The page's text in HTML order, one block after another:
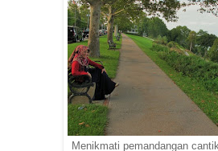
Menikmati pemandangan